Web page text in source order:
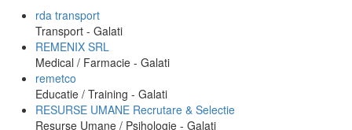
rda transport
Transport - Galati
REMENIX SRL
Medical / Farmacie - Galati
remetco
Educatie / Training - Galati
RESURSE UMANE Recrutare & Selectie
Resurse Umane / Psihologie - Galati